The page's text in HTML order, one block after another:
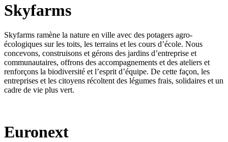
Skyfarms
Skyfarms ramène la nature en ville avec des potagers agro-
écologiques sur les toits, les terrains et les cours d’école. Nous
concevons, construisons et gérons des jardins d’entreprise et
communautaires, offrons des accompagnements et des ateliers et
renforçons la biodiversité et l’esprit d’équipe. De cette façon, les
entreprises et les citoyens récoltent des légumes frais, solidaires et un
cadre de vie plus vert.
Euronext